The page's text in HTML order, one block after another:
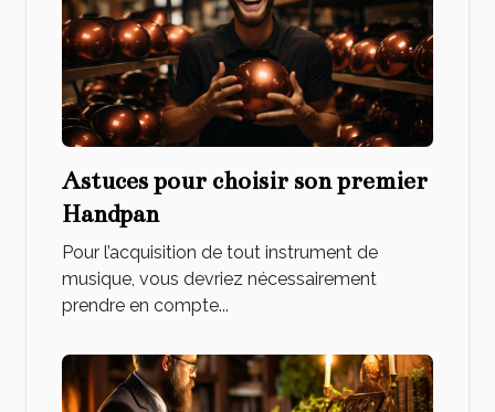
Astuces pour choisir son premier
Handpan
Pour l’acquisition de tout instrument de
musique, vous devriez nécessairement
prendre en compte...